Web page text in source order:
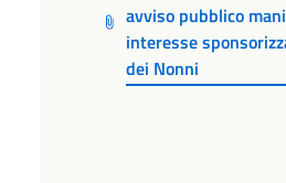
avviso pubblico
interesse
dei Nonni